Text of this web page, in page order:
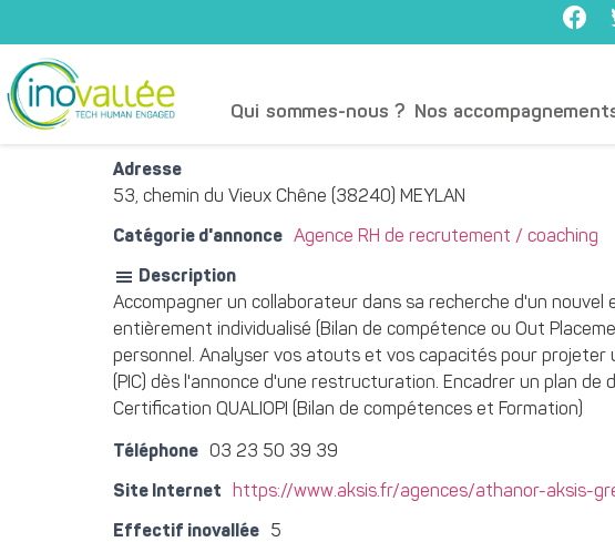
Qui sommes-nous ? Nos
Adresse
53, chemin du Vieux Chêne (38240) MEYLAN
Catégorie d'annonce Agence RH de recrutement / coaching
Description
Accompagner un collaborateur dans sa recherche d'un
entièrement individualisé (Bilan de compétence ou Out
personnel. Analyser vos atouts et vos capacités pour projeter
(PIC) dès l'annonce d'une restructuration. Encadrer un plan
Certification QUALIOPI (Bilan de compétences et Formation)
Téléphone 03 23 50 39 39
Site Internet https://www.aksis.fr/agences/athanor-aksis-
Effectif inovallée 5